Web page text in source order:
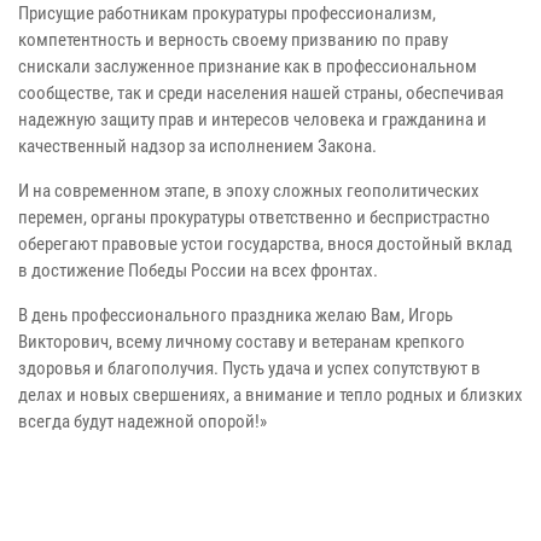
Присущие работникам прокуратуры профессионализм,
компетентность и верность своему призванию по праву
снискали заслуженное признание как в профессиональном
сообществе, так и среди населения нашей страны, обеспечивая
надежную защиту прав и интересов человека и гражданина и
качественный надзор за исполнением Закона.
И на современном этапе, в эпоху сложных геополитических
перемен, органы прокуратуры ответственно и беспристрастно
оберегают правовые устои государства, внося достойный вклад
в достижение Победы России на всех фронтах.
В день профессионального праздника желаю Вам, Игорь
Викторович, всему личному составу и ветеранам крепкого
здоровья и благополучия. Пусть удача и успех сопутствуют в
делах и новых свершениях, а внимание и тепло родных и близких
всегда будут надежной опорой!»